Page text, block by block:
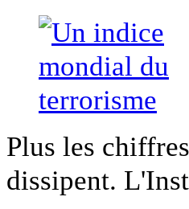
Plus les
dissipent.